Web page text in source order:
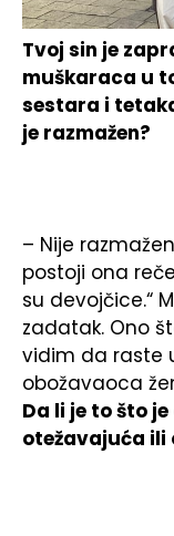
Tvoj sin je
muškaraca u
sestara i
je razmažen?
– Nije
postoji ona
su devojčice.“
zadatak. Ono
vidim da raste
obožavaoca
Da li je to što
otežavajuća ili